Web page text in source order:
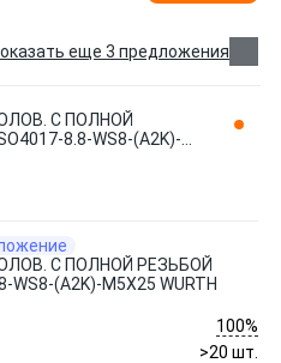
еще 3 предложения
С ПОЛНОЙ
8.8-WS8-(A2K)-
С ПОЛНОЙ РЕЗЬБОЙ
WS8-(A2K)-М5X25 WURTH
100%
>20 шт.